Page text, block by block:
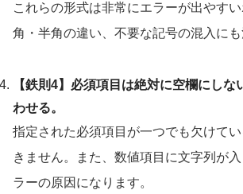
これらの形式は非常にエラーが出やす
角・半角の違い、不要な記号の混入にも
【鉄則4】必須項目は絶対に空欄にしな
わせる。
指定された必須項目が一つでも欠けて
きません。また、数値項目に文字列が
ラーの原因になります。